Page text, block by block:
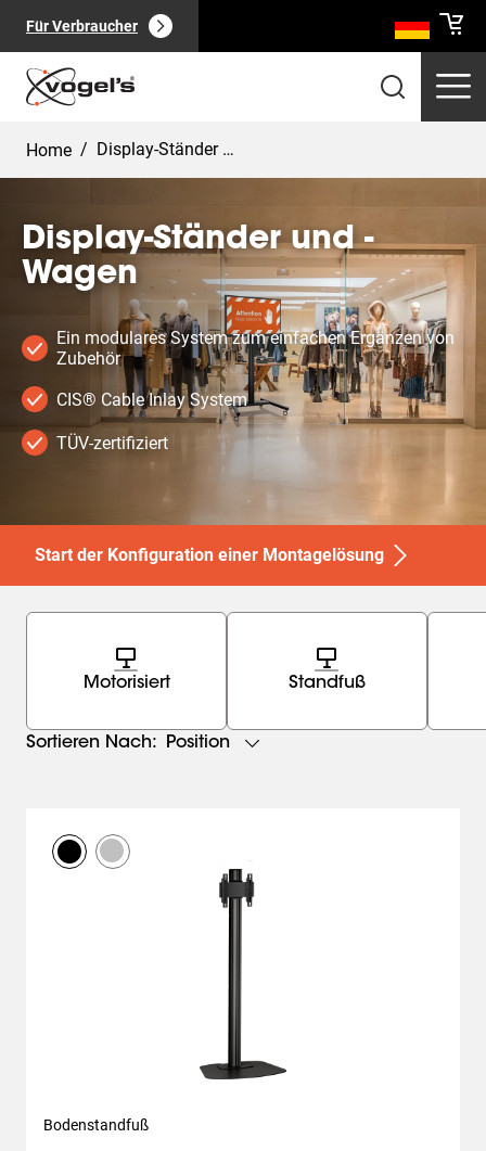
Für Verbraucher
Professionelle Produkte (0): Alle anzeigen
Seiten(0):
Home / Display-Ständer und -Wagen
Display-Ständer und -
Wagen
Ein modulares System zum einfachen Ergänzen von
Zubehör
CIS® Cable Inlay System
TÜV-zertifiziert
Start der Konfiguration einer Montagelösung
Motorisiert Standfuß
Sortieren Nach: Position
Bodenstandfuß